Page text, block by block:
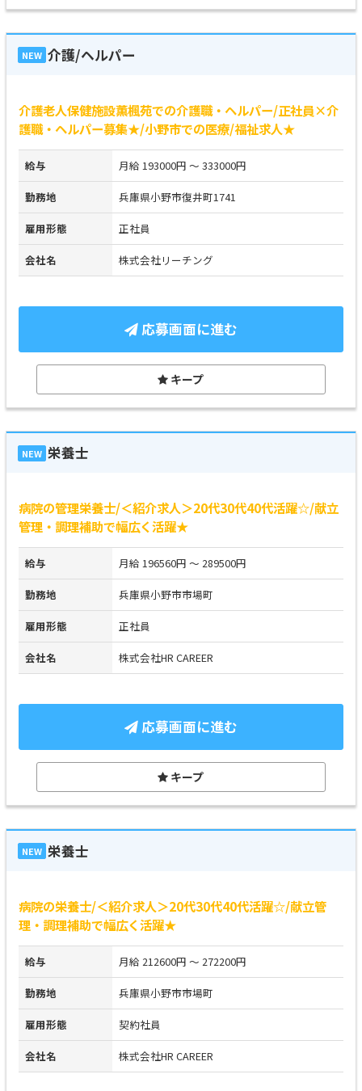
NEW 介護/ヘルパー
介護老人保健施設薫楓苑での介護職・ヘルパー/正社員×介
護職・ヘルパー募集★/小野市での医療/福祉求人★
給与 月給 193000円 ～ 333000円
勤務地 兵庫県小野市復井町1741
雇用形態 正社員
会社名 株式会社リーチング
応募画面に進む
キープ
NEW 栄養士
病院の管理栄養士/＜紹介求人＞20代30代40代活躍☆/献立
管理・調理補助で幅広く活躍★
給与 月給 196560円 ～ 289500円
勤務地 兵庫県小野市市場町
雇用形態 正社員
会社名 株式会社HR CAREER
応募画面に進む
キープ
NEW 栄養士
病院の栄養士/＜紹介求人＞20代30代40代活躍☆/献立管
理・調理補助で幅広く活躍★
給与 月給 212600円 ～ 272200円
勤務地 兵庫県小野市市場町
雇用形態 契約社員
会社名 株式会社HR CAREER